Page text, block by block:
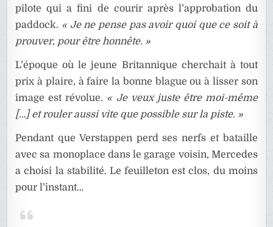
pilote qui a fini de courir après l’approbation du
paddock. « Je ne pense pas avoir quoi que ce soit à
prouver, pour être honnête. »
L’époque où le jeune Britannique cherchait à tout
prix à plaire, à faire la bonne blague ou à lisser son
image est révolue. « Je veux juste être moi-même
[…] et rouler aussi vite que possible sur la piste. »
Pendant que Verstappen perd ses nerfs et bataille
avec sa monoplace dans le garage voisin, Mercedes
a choisi la stabilité. Le feuilleton est clos, du moins
pour l’instant…